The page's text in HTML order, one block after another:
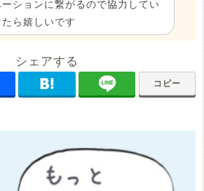
ーションに繋がるので協力してい
ら嬉しいです
シェアする
コピー